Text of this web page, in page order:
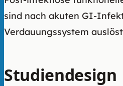
sind nach akuten GI-
Verdauungssystem
Studiendesign